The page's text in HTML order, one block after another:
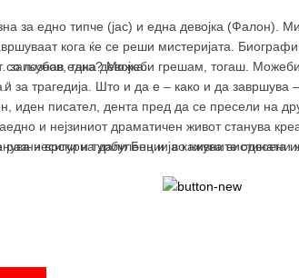
за едно типче (јас) и една девојка
кога ќе се реши мистеријата.
со љубов, така? Можеби грешам, тогаш.
за трагедија. Што и да е – како и да
една девојка.
иден писател, дента пред да се пресели на
и нејзиниот драматичен живот станува
разни врски и турбуленции во нивните
несигурна дали Бен и ја кажува